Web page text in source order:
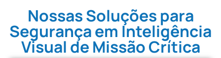
Nossas Soluções para
Segurança em Inteligência
Visual de Missão Crítica